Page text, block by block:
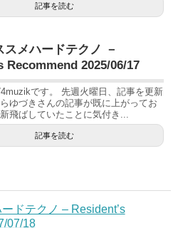
記事を読む
スメハードテクノ －
Recommend 2025/06/17
です。 先週火曜日、記事を更新
ゆづきさんの記事が既に上がってお
飛ばしていたことに気付き...
記事を読む
ドテクノ – Resident’s
07/18